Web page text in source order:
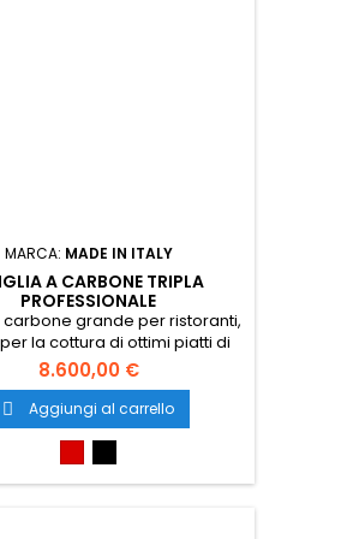
MARCA: MADE IN ITALY
A CARBONE TRIPLA
PROFESSIONALE
carbone grande per ristoranti,
la cottura di ottimi piatti di
pesce alla brace. Garantisce
prestazioni in totale
è completamente
pratica da utilizzare e facile
8.600,00 €
 Aggiungi al carrello